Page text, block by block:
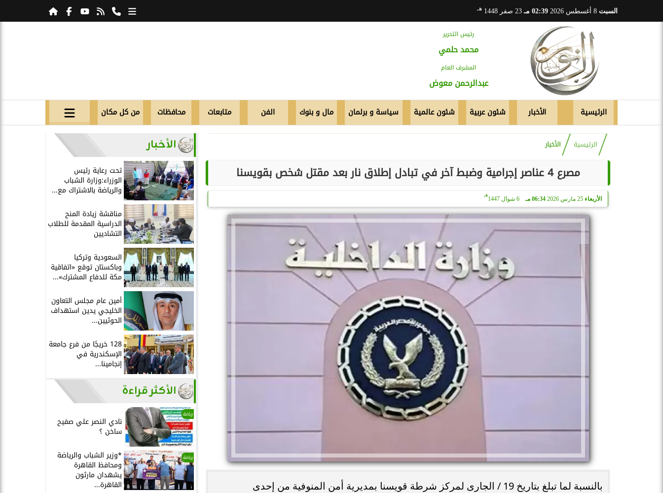
السبت 02:39 مـ 23 صفر 1448 هـ
رئيس التحرير
محمد حلمي
المشرف العام
عبدالرحمن معوض
الرئيسية الأخبار شئون عربية شئون عالمية سياسة و برلمان مال و بنوك الفن متابعات محافظات من كل مكان
الرئيسية الأخبار
مصرع 4 عناصر إجرامية وضبط آخر في تبادل إطلاق نار بعد مقتل شخص بقويسنا
الأربعاء 25 مارس 2026 06:34 مـ 6 شوال 1447
هـ
بالنسبة لما تبلغ بتاريخ 19 / الجارى لمركز شرطة قويسنا بمديرية أمن المنوفية من إحدى
الأخبار
تحت رعاية رئيس
الوزراء:وزارة الشباب
والرياضة بالاشتراك مع...
مناقشة زيادة المنح
الدراسية المقدمة للطلاب
التشاديين
السعودية وتركيا
وباكستان توقع «اتفاقية
مكة للدفاع المشترك»...
أمين عام مجلس التعاون
الخليجي يدين استهداف
الحوثيين...
128 خريجًا من فرع جامعة
الإسكندرية في
إنجامينا...
الأكثر قراءة
رياضة
نادي النصر علي صفيح
ساخن ؟
رياضة *وزير الشباب والرياضة
ومحافظ القاهرة
يشهدان مارثون
القاهرة...